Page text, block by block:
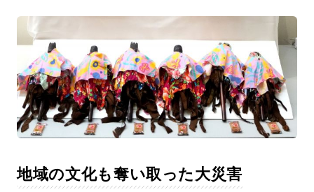
地域の文化も奪い取った大災害